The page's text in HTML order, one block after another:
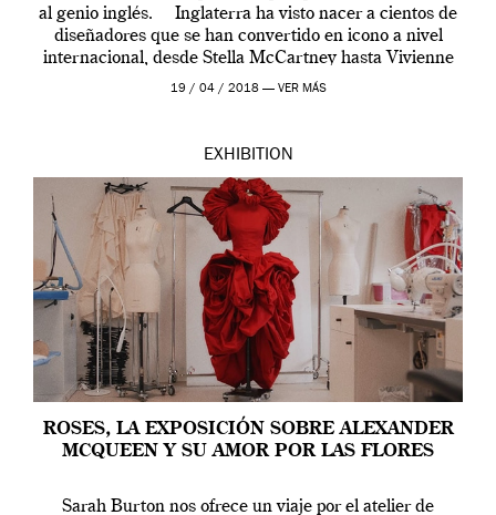
al genio inglés. Inglaterra ha visto nacer a cientos de
diseñadores que se han convertido en icono a nivel
internacional, desde Stella McCartney hasta Vivienne
Westwood pasando […]
19 / 04 / 2018 — VER MÁS
EXHIBITION
ROSES, LA EXPOSICIÓN SOBRE ALEXANDER
MCQUEEN Y SU AMOR POR LAS FLORES
Sarah Burton nos ofrece un viaje por el atelier de